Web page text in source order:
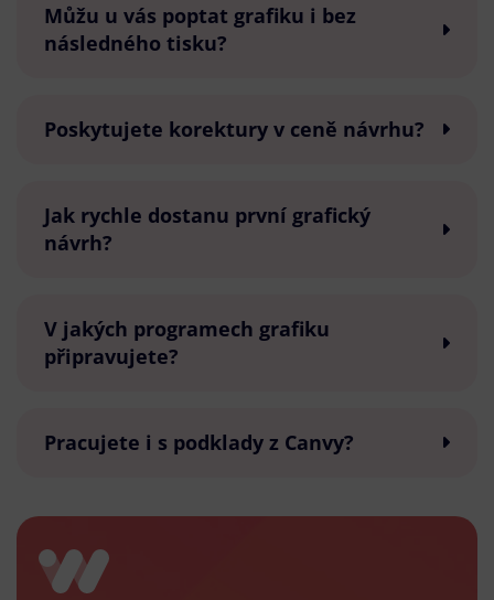
Můžu u vás poptat grafiku i bez
následného tisku?
Poskytujete korektury v ceně návrhu?
Jak rychle dostanu první grafický
návrh?
V jakých programech grafiku
připravujete?
Pracujete i s podklady z Canvy?